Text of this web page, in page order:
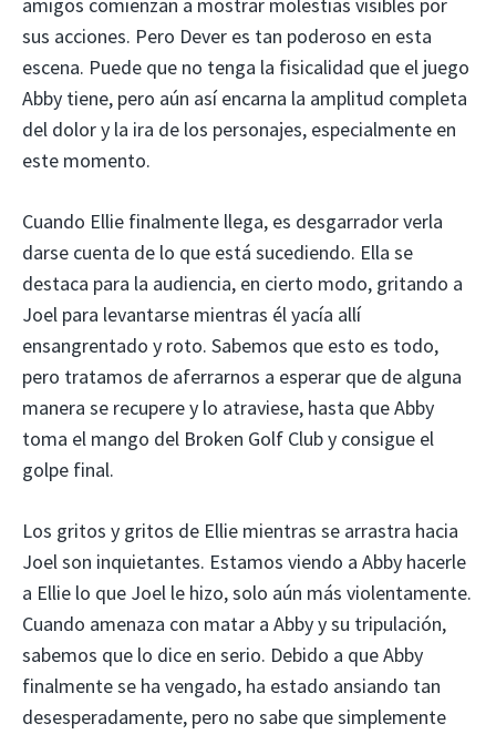
amigos comienzan a mostrar molestias visibles por
sus acciones. Pero Dever es tan poderoso en esta
escena. Puede que no tenga la fisicalidad que el juego
Abby tiene, pero aún así encarna la amplitud completa
del dolor y la ira de los personajes, especialmente en
este momento.
Cuando Ellie finalmente llega, es desgarrador verla
darse cuenta de lo que está sucediendo. Ella se
destaca para la audiencia, en cierto modo, gritando a
Joel para levantarse mientras él yacía allí
ensangrentado y roto. Sabemos que esto es todo,
pero tratamos de aferrarnos a esperar que de alguna
manera se recupere y lo atraviese, hasta que Abby
toma el mango del Broken Golf Club y consigue el
golpe final.
Los gritos y gritos de Ellie mientras se arrastra hacia
Joel son inquietantes. Estamos viendo a Abby hacerle
a Ellie lo que Joel le hizo, solo aún más violentamente.
Cuando amenaza con matar a Abby y su tripulación,
sabemos que lo dice en serio. Debido a que Abby
finalmente se ha vengado, ha estado ansiando tan
desesperadamente, pero no sabe que simplemente